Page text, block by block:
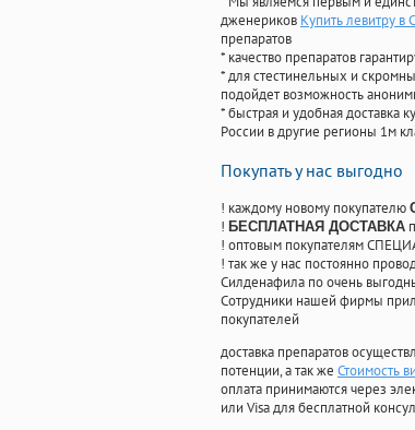
дженериков Купить левитру в
препаратов
* качество препаратов
* для стестинельных и
подойдет возможность
* быстрая и удобная доставка
России в другие регионы 1м
Покупать у нас выгодно
! каждому новому покупателю
! БЕСПЛАТНАЯ ДОСТАВКА
! оптовым покупателям
! так же у нас постоянно
Силденафила по очень
Cотрудники нашей фирмы
покупателей
доставка препаратов
потенции, а так же Стоимость
оплата принимаются через
или Visa для бесплатной